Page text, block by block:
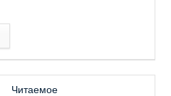
Читаемое